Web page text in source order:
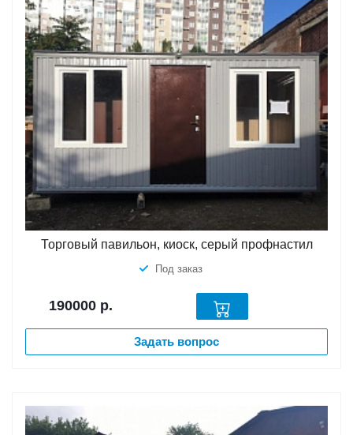
Торговый павильон, киоск, серый профнастил
Под заказ
190000 р.
Задать вопрос